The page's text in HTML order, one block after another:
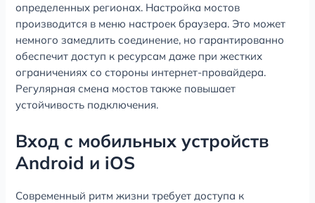
определенных регионах. Настройка мостов
производится в меню настроек браузера. Это может
немного замедлить соединение, но гарантированно
обеспечит доступ к ресурсам даже при жестких
ограничениях со стороны интернет-провайдера.
Регулярная смена мостов также повышает
устойчивость подключения.
Вход с мобильных устройств
Android и iOS
Современный ритм жизни требует доступа к